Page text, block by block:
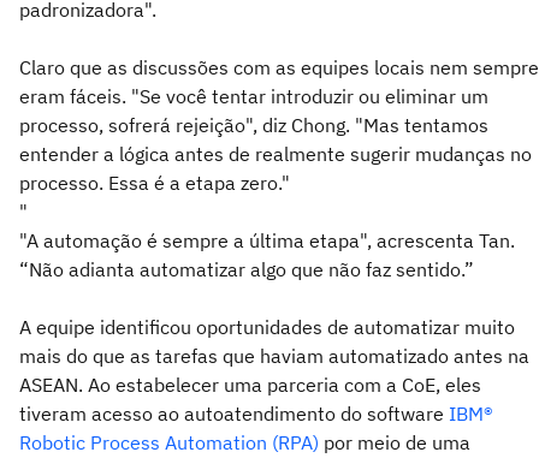
padronizadora".
Claro que as discussões com as equipes locais nem sempre
eram fáceis. "Se você tentar introduzir ou eliminar um
processo, sofrerá rejeição", diz Chong. "Mas tentamos
entender a lógica antes de realmente sugerir mudanças no
processo. Essa é a etapa zero."
"
"A automação é sempre a última etapa", acrescenta Tan.
“Não adianta automatizar algo que não faz sentido.”
A equipe identificou oportunidades de automatizar muito
mais do que as tarefas que haviam automatizado antes na
ASEAN. Ao estabelecer uma parceria com a CoE, eles
tiveram acesso ao autoatendimento do software IBM®
Robotic Process Automation (RPA) por meio de uma